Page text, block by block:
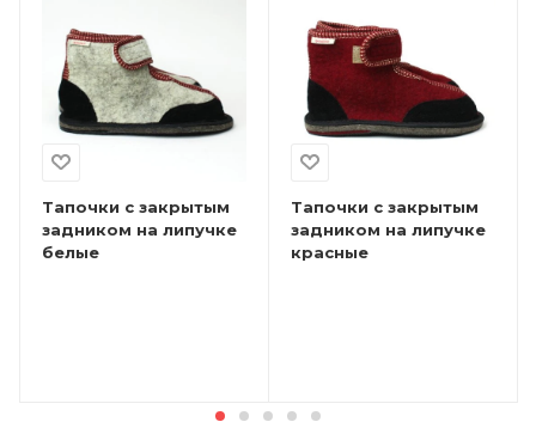
Тапочки с закрытым
задником на липучке
белые
Тапочки с закрытым
задником на липучке
красные